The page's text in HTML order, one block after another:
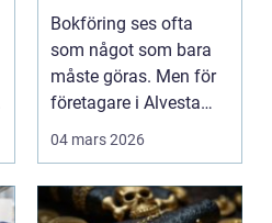
trygghet och
kontroll i vardagen
Bokföring ses ofta
som något som bara
måste göras. Men för
företagare i Alvesta
kan en genomtänkt
04 mars 2026